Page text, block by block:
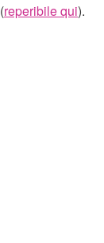
(reperibile qui).